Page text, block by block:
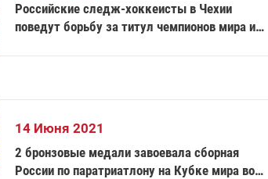
Российские следж-хоккеисты в Чехии
поведут борьбу за титул чемпионов мира и
14 Июня 2021
2 бронзовые медали завоевала сборная
России по паратриатлону на Кубке мира во